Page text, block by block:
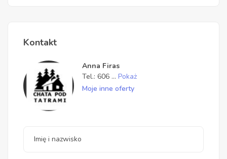
Kontakt
Anna Firas
Tel.: 606 ... Pokaż
Moje inne oferty